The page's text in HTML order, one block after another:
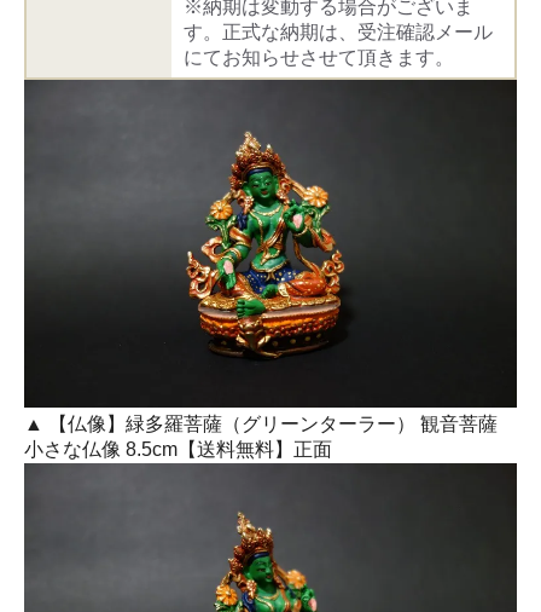
※納期は変動する場合がございま
す。正式な納期は、受注確認メール
にてお知らせさせて頂きます。
▲ 【仏像】緑多羅菩薩（グリーンターラー） 観音菩薩
小さな仏像 8.5cm【送料無料】正面